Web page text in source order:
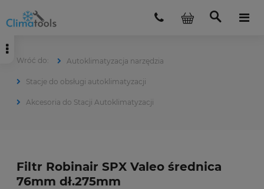
Autoklimatyzacja narzędzia
Stacje do obsługi autoklimatyzacji
Akcesoria do Stacji Autoklimatyzacji
Filtr Robinair SPX Valeo średnica
76mm dł.275mm